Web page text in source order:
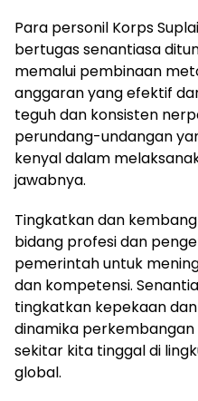
Para personil Korps
bertugas senantiasa
memalui pembinaan
anggaran yang efektif
teguh dan konsisten
perundang-undangan
kenyal dalam
jawabnya.
Tingkatkan dan
bidang profesi dan
pemerintah untuk
dan kompetensi.
tingkatkan kepekaan
dinamika
sekitar kita tinggal di
global.